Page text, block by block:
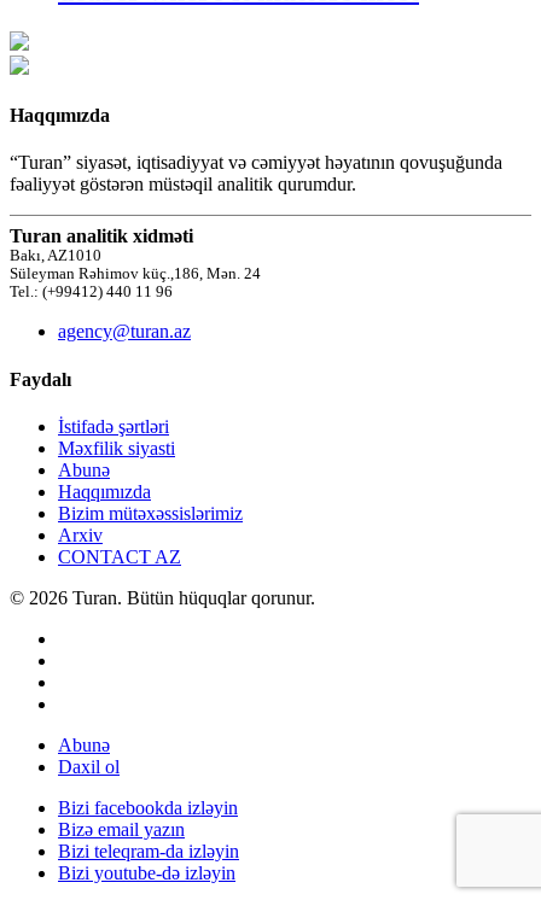
Haqqımızda
“Turan” siyasət, iqtisadiyyat və cəmiyyət həyatının qovuşuğunda
fəaliyyət göstərən müstəqil analitik qurumdur.
Turan analitik xidməti
Bakı, AZ1010
Süleyman Rəhimov küç.,186, Mən. 24
Tel.: (+99412) 440 11 96
agency@turan.az
Faydalı
İstifadə şərtləri
Məxfilik siyasti
Abunə
Haqqımızda
Bizim mütəxəssislərimiz
Arxiv
CONTACT AZ
© 2026 Turan. Bütün hüquqlar qorunur.
Abunə
Daxil ol
Bizi facebookda izləyin
Bizə email yazın
Bizi teleqram-da izləyin
Bizi youtube-də izləyin